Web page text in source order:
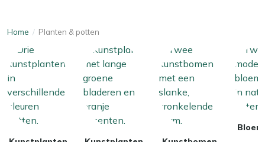
Home Planten & potten